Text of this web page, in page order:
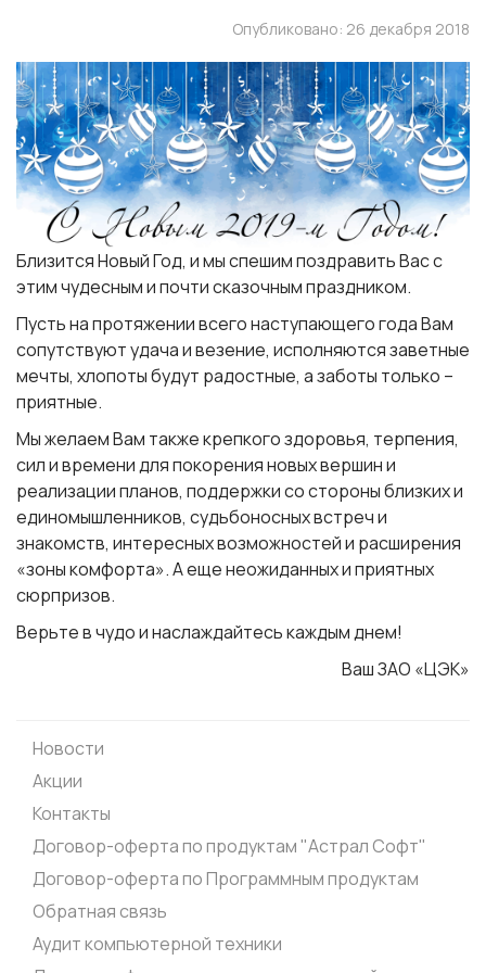
Опубликовано: 26 декабря 2018
Близится Новый Год, и мы спешим поздравить Вас с
этим чудесным и почти сказочным праздником.
Пусть на протяжении всего наступающего года Вам
сопутствуют удача и везение, исполняются заветные
мечты, хлопоты будут радостные, а заботы только –
приятные.
Мы желаем Вам также крепкого здоровья, терпения,
сил и времени для покорения новых вершин и
реализации планов, поддержки со стороны близких и
единомышленников, судьбоносных встреч и
знакомств, интересных возможностей и расширения
«зоны комфорта». А еще неожиданных и приятных
сюрпризов.
Верьте в чудо и наслаждайтесь каждым днем!
Ваш ЗАО «ЦЭК»
Новости
Акции
Контакты
Договор-оферта по продуктам "Астрал Софт"
Договор-оферта по Программным продуктам
Обратная связь
Аудит компьютерной техники